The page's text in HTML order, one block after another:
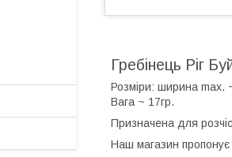
Гребінець Ріг
Розміри: ширина max.
Вага ~ 17гр.
Призначена для
Наш магазин пропонує